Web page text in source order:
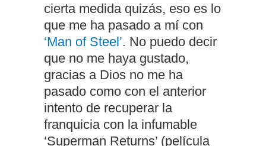
cierta medida quizás, eso es lo
que me ha pasado a mí con
‘Man of Steel’. No puedo decir
que no me haya gustado,
gracias a Dios no me ha
pasado como con el anterior
intento de recuperar la
franquicia con la infumable
‘Superman Returns’ (película